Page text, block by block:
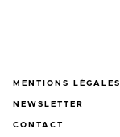
MENTIONS LÉGALES
NEWSLETTER
CONTACT